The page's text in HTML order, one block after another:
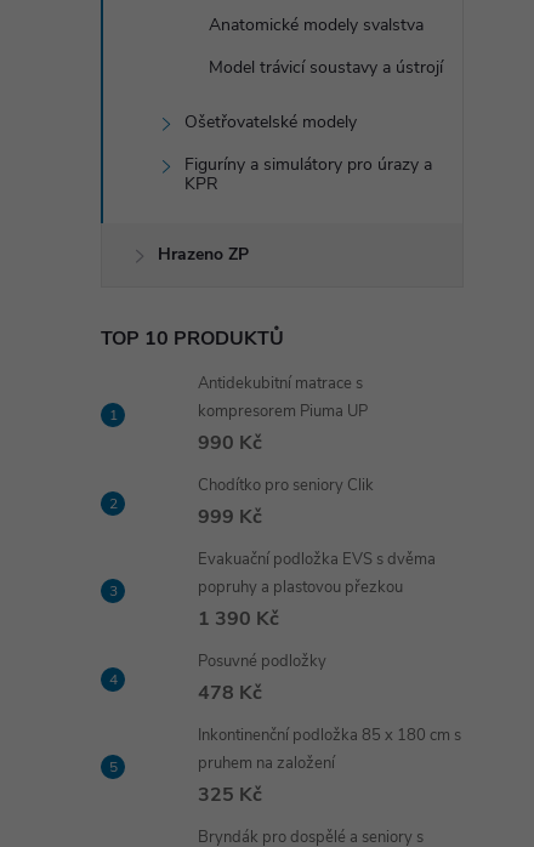
Anatomické modely svalstva
Model trávicí soustavy a ústrojí
Ošetřovatelské modely
Figuríny a simulátory pro úrazy a
KPR
Hrazeno ZP
TOP 10 PRODUKTŮ
Antidekubitní matrace s
kompresorem Piuma UP
990 Kč
Chodítko pro seniory Clik
999 Kč
Evakuační podložka EVS s dvěma
popruhy a plastovou přezkou
1 390 Kč
Posuvné podložky
478 Kč
Inkontinenční podložka 85 x 180 cm s
pruhem na založení
325 Kč
Bryndák pro dospělé a seniory s